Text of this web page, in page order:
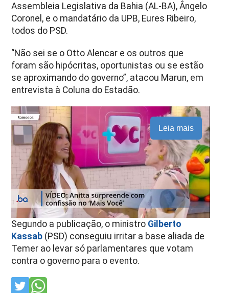
Assembleia Legislativa da Bahia (AL-BA), Ângelo
Coronel, e o mandatário da UPB, Eures Ribeiro,
todos do PSD.
“Não sei se o Otto Alencar e os outros que
foram são hipócritas, oportunistas ou se estão
se aproximando do governo”, atacou Marun, em
entrevista à Coluna do Estadão.
Leia mais
Segundo a publicação, o ministro Gilberto
Kassab (PSD) conseguiu irritar a base aliada de
Temer ao levar só parlamentares que votam
contra o governo para o evento.